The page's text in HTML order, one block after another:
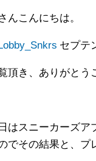
んこんにちは。
セプテ
頂き、ありがとう
はスニーカーズア
でその結果と、プ